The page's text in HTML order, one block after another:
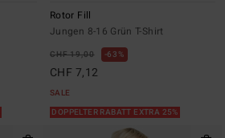
Rotor Fill
Jungen 8-16 Grün T-Shirt
CHF 19,00 63%
CHF 7,12
SALE
DOPPELTER RABATT EXTRA 25%